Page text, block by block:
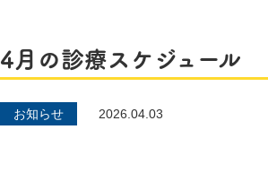
4月の診療スケジュール
お知らせ 2026.04.03